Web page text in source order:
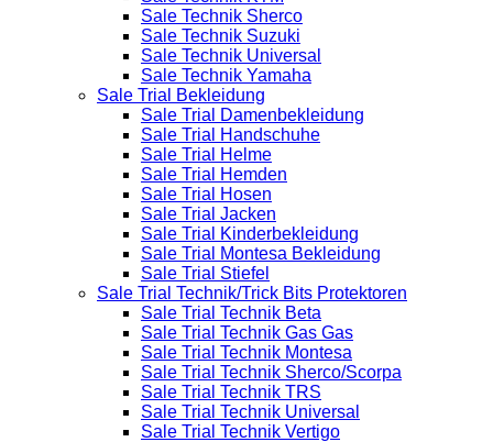
Sale Technik Sherco
Sale Technik Suzuki
Sale Technik Universal
Sale Technik Yamaha
Sale Trial Bekleidung
Sale Trial Damenbekleidung
Sale Trial Handschuhe
Sale Trial Helme
Sale Trial Hemden
Sale Trial Hosen
Sale Trial Jacken
Sale Trial Kinderbekleidung
Sale Trial Montesa Bekleidung
Sale Trial Stiefel
Sale Trial Technik/Trick Bits Protektoren
Sale Trial Technik Beta
Sale Trial Technik Gas Gas
Sale Trial Technik Montesa
Sale Trial Technik Sherco/Scorpa
Sale Trial Technik TRS
Sale Trial Technik Universal
Sale Trial Technik Vertigo